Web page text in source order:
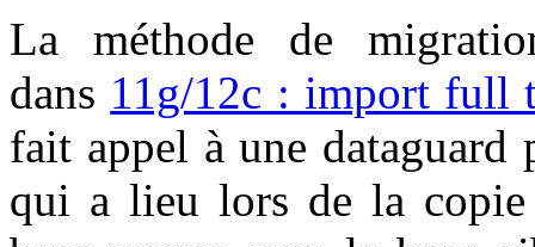
La méthode de
dans 11g/12c : import full
fait appel à une
qui a lieu lors de la